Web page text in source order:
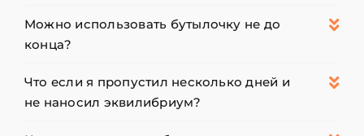
Можно использовать бутылочку не до
конца?
Что если я пропустил несколько дней и
не наносил эквилибриум?